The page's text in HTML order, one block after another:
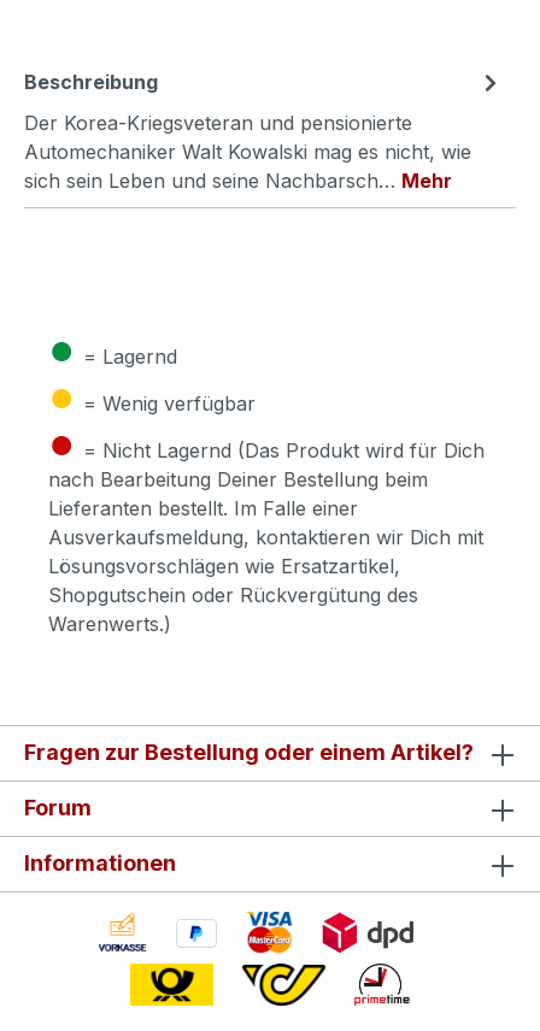
Beschreibung
Der Korea-Kriegsveteran und pensionierte
Automechaniker Walt Kowalski mag es nicht, wie
sich sein Leben und seine Nachbarsch… Mehr
● = Lagernd
● = Wenig verfügbar
● = Nicht Lagernd (Das Produkt wird für Dich
nach Bearbeitung Deiner Bestellung beim
Lieferanten bestellt. Im Falle einer
Ausverkaufsmeldung, kontaktieren wir Dich mit
Lösungsvorschlägen wie Ersatzartikel,
Shopgutschein oder Rückvergütung des
Warenwerts.)
Fragen zur Bestellung oder einem Artikel?
Forum
Informationen